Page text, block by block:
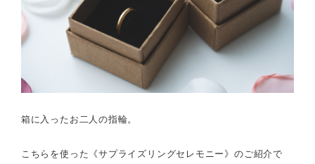
箱に入ったお二人の指輪。
こちらを使った《サプライズリングセレモニー》のご紹介で